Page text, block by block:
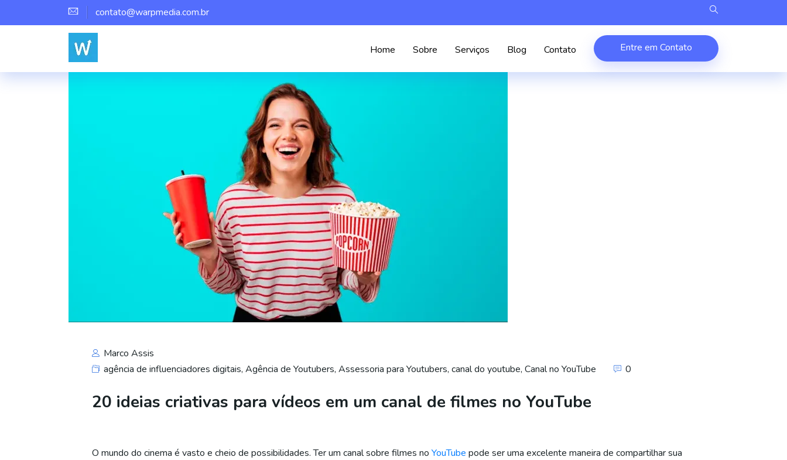
contato@warpmedia.com.br
Home Sobre Serviços Blog Contato Entre em Contato
Marco Assis
agência de influenciadores digitais, Agência de Youtubers, Assessoria para Youtubers, canal do youtube, Canal no YouTube 0
20 ideias criativas para vídeos em um canal de filmes no YouTube
O mundo do cinema é vasto e cheio de possibilidades. Ter um canal sobre filmes no YouTube pode ser uma excelente maneira de compartilhar sua